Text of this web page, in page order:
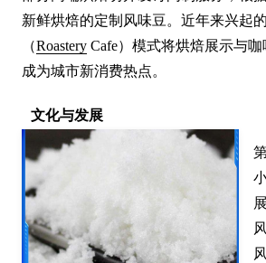
新鲜烘焙的定制风味豆。近年来兴起
（Roastery Cafe）模式将烘焙展示与咖
成为城市新消费热点。
文化与发展